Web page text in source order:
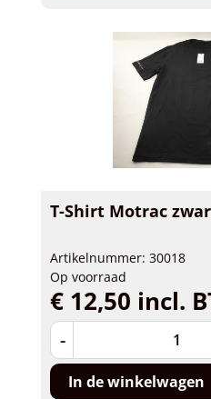
T-Shirt Motrac
Artikelnummer: 30018
Op voorraad
€ 12,50 incl.
-
In de winkelwagen